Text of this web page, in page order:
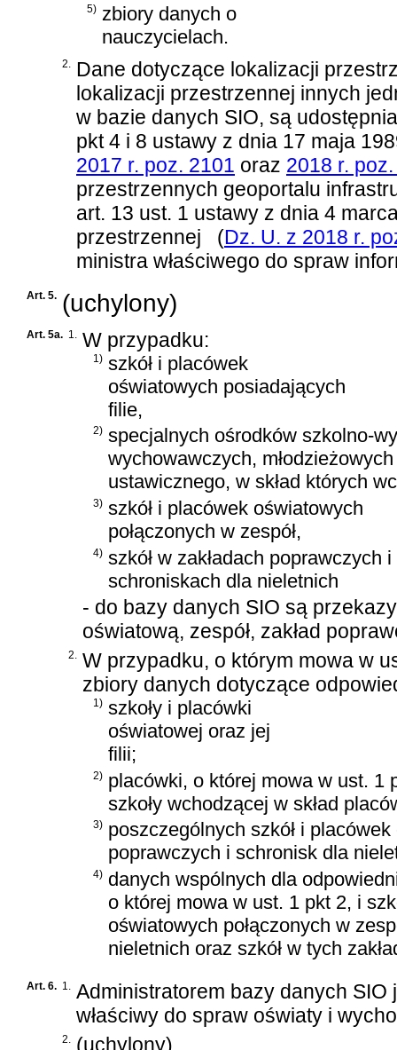
5) zbiory danych o
nauczycielach.
2.
Dane dotyczące lokalizacji
lokalizacji przestrzennej innych
w bazie danych SIO, są
pkt 4 i 8 ustawy z dnia 17 maja
2017 r. poz. 2101 oraz 2018 r.
przestrzennych geoportalu
art. 13 ust. 1 ustawy z dnia 4
przestrzennej
(Dz. U. z 2018 r.
ministra właściwego do spraw
Art. 5. (uchylony)
Art. 5a. 1. W przypadku:
1) szkół i placówek
oświatowych posiadających
filie,
2) specjalnych ośrodków szkolno-
wychowawczych,
ustawicznego, w skład których
3) szkół i placówek oświatowych
połączonych w zespół,
4) szkół w zakładach poprawczych i
schroniskach dla nieletnich
- do bazy danych SIO są
oświatową, zespół, zakład
2. W przypadku, o którym mowa w
zbiory danych dotyczące
1) szkoły i placówki
oświatowej oraz jej
filii;
2) placówki, o której mowa w ust. 1
szkoły wchodzącej w skład
3) poszczególnych szkół i
poprawczych i schronisk dla
4) danych wspólnych dla
o której mowa w ust. 1 pkt 2, i
oświatowych połączonych w
nieletnich oraz szkół w tych
Art. 6. 1.
Administratorem bazy danych SIO
właściwy do spraw oświaty i
2. (uchylony)